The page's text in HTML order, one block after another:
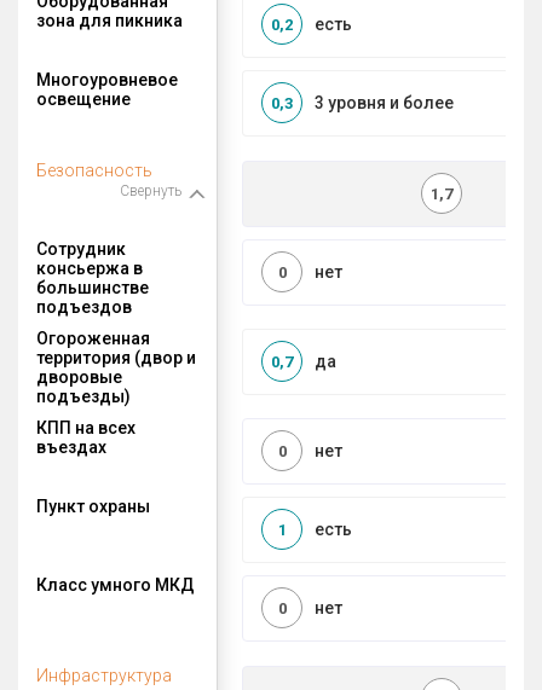
зона для пикника
есть
0,2
Многоуровневое
освещение
3 уровня и более
0,3
Безопасность
Свернуть 1,7
Сотрудник
консьержа в
большинстве
подъездов
нет
0
Огороженная
территория (двор и
дворовые
подъезды)
да
0,7
КПП на всех
въездах
нет
0
Пункт охраны
есть
1
Класс умного МКД
нет
0
Инфраструктура